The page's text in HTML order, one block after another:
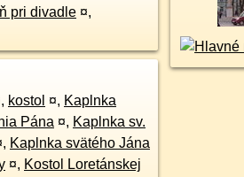
pri divadle ¤,
, kostol ¤, Kaplnka
Pána ¤, Kaplnka sv.
, Kaplnka svätého Jána
¤, Kostol Loretánskej